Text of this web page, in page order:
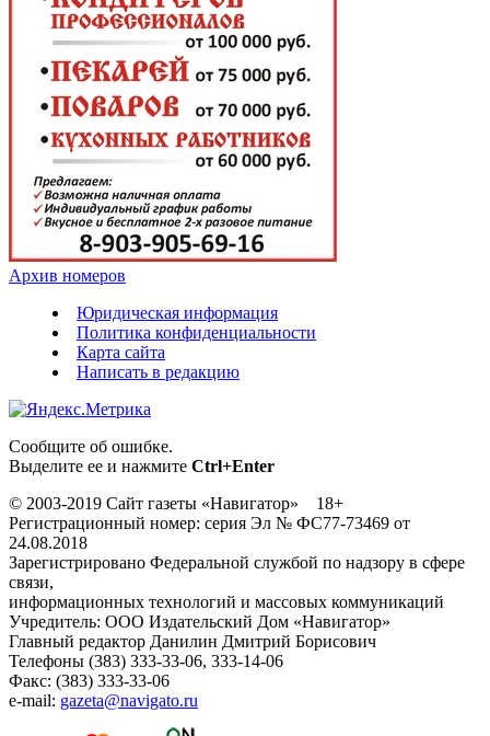
Архив номеров
Юридическая информация
Политика конфиденциальности
Карта сайта
Написать в редакцию
Сообщите об ошибке.
Выделите ее и нажмите Ctrl+Enter
© 2003-2019 Сайт газеты «Навигатор» 18+
Регистрационный номер: серия Эл № ФС77-73469 от
24.08.2018
Зарегистрировано Федеральной службой по надзору в сфере
связи,
информационных технологий и массовых коммуникаций
Учредитель: ООО Издательский Дом «Навигатор»
Главный редактор Данилин Дмитрий Борисович
Телефоны (383) 333-33-06, 333-14-06
Факс: (383) 333-33-06
e-mail: gazeta@navigato.ru